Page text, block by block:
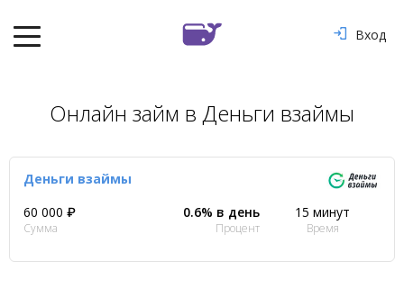
Вход
Онлайн займ в Деньги взаймы
Деньги взаймы
60 000 ₽
Сумма
0.6% в день
Процент
15 минут
Время